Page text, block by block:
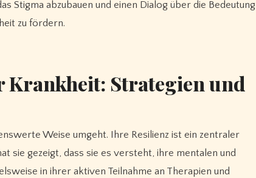
Stigma abzubauen und einen Dialog über die Bedeutung
zu fördern.
Strategien und
Weise umgeht. Ihre Resilienz ist ein zentraler
sie gezeigt, dass sie es versteht, ihre mentalen und
in ihrer aktiven Teilnahme an Therapien und